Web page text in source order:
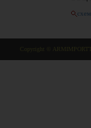
Copyright ©